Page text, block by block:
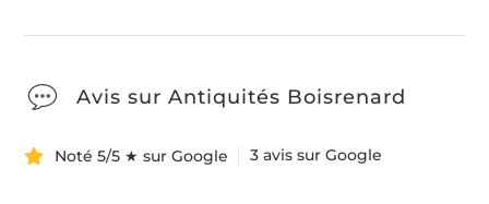
Avis sur Antiquités Boisrenard
Noté 5/5 ★ sur Google 3 avis sur Google